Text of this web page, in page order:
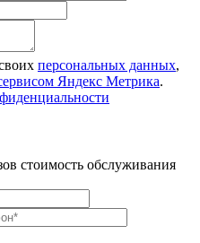
персональных данных,
Яндекс Метрика.
стоимость обслуживания